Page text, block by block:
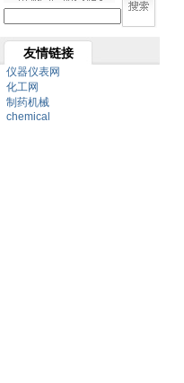
友情链接
仪器仪表网
化工网
制药机械
chemical